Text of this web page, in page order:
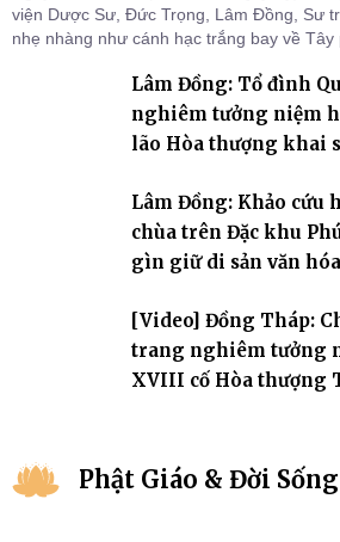
viện Dược Sư, Đức Trọng, Lâm Đồng, Sư
nhẹ nhàng như cánh hạc trắng bay về
Lâm Đồng: Tổ đình
nghiêm tưởng niệm
lão Hòa thượng khai
Lâm Đồng: Khảo cứu
chùa trên Đặc khu
gìn giữ di sản văn
[Video] Đồng Tháp:
trang nghiêm tưởng
XVIII cố Hòa thượng
Phật Giáo & Đời Sống